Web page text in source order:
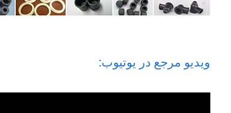
ویدیو مرجع در یوتیوب: